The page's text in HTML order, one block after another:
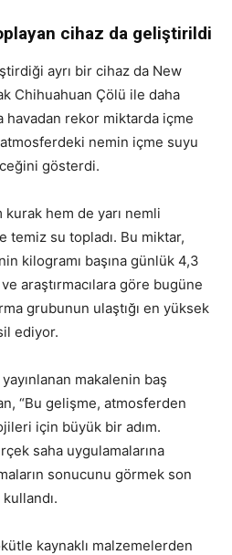
cihaz da geliştirildi
ayrı bir cihaz da New
Chihuahuan Çölü ile daha
havadan rekor miktarda içme
nemin içme suyu
gösterdi.
hem de yarı nemli
temiz su topladı. Bu miktar,
kilogramı başına günlük 4,3
araştırmacılara göre bugüne
grubunun ulaştığı en yüksek
ediyor.
makalenin baş
“Bu gelişme, atmosferden
için büyük bir adım.
saha uygulamalarına
sonucunu görmek son
kaynaklı malzemelerden